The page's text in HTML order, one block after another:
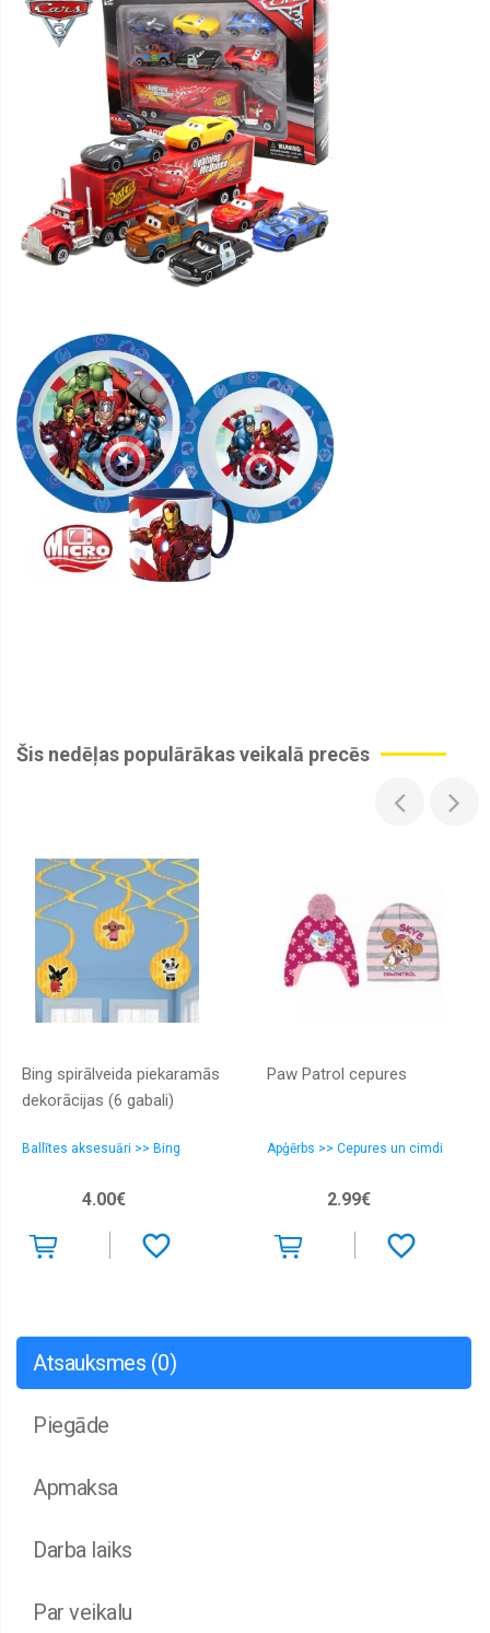
Šis nedēļas populārākas veikalā precēs
Bing spirālveida piekaramās
dekorācijas (6 gabali)
Ballītes aksesuāri >> Bing
4.00€
Paw Patrol cepures
Apģērbs >> Cepures un cimdi
2.99€
Atsauksmes (0)
Piegāde
Apmaksa
Darba laiks
Par veikalu